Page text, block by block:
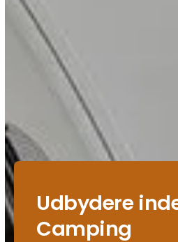
Udbydere
Camping